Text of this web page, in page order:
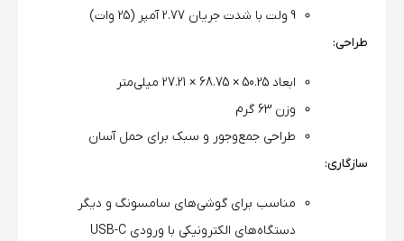
9 ولت با شدت جریان 2.77 آمپر (25 وات)
طراحی:
ابعاد 50.25 × 68.75 × 27.21 میلی‌متر
وزن 63 گرم
طراحی جمع‌وجور و سبک برای حمل آسان
سازگاری:
مناسب برای گوشی‌های سامسونگ و دیگر
دستگاه‌های الکترونیکی با ورودی USB-C